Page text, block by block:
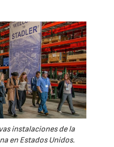
instalaciones de la
en Estados Unidos.